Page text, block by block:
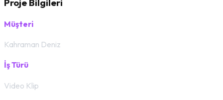
Müşteri
Kahraman Deniz
İş Türü
Video Klip